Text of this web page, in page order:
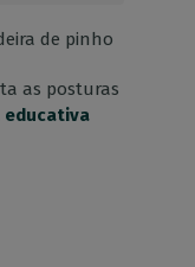
de pinho
as posturas
educativa